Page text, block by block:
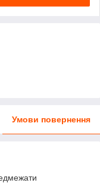
Умови повернення